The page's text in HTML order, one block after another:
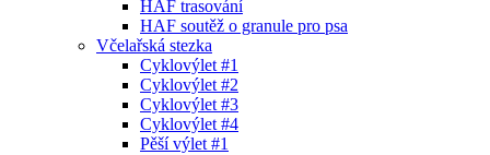
HAF trasování
HAF soutěž o granule pro psa
Včelařská stezka
Cyklovýlet #1
Cyklovýlet #2
Cyklovýlet #3
Cyklovýlet #4
Pěší výlet #1